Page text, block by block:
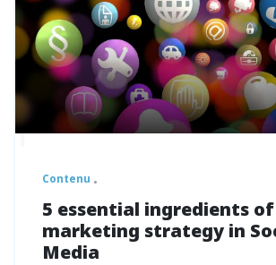
Contenu
5 essential ingredients
marketing strategy in
Media